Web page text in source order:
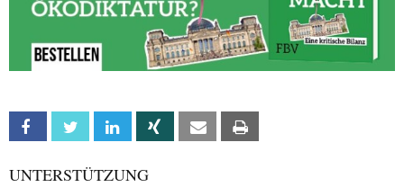
Facebook Twitter Linkedin Xing Email
UNTERSTÜTZUNG